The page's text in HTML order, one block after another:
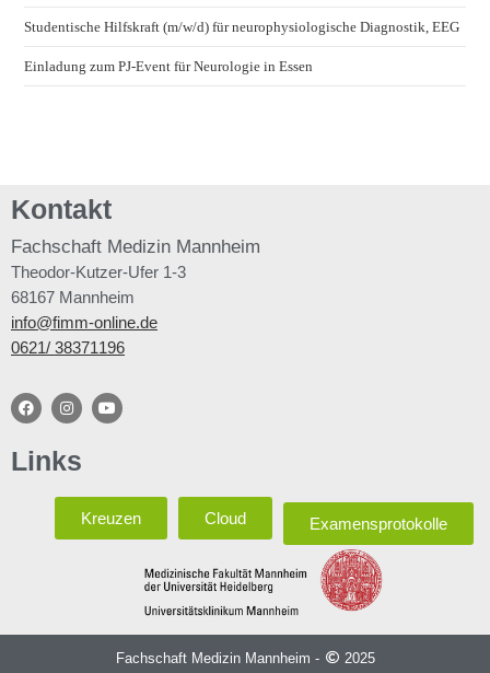
Studentische Hilfskraft (m/w/d) für neurophysiologische Diagnostik, EEG
Einladung zum PJ-Event für Neurologie in Essen
Kontakt
Fachschaft Medizin Mannheim
Theodor-Kutzer-Ufer 1-3
68167 Mannheim
info@fimm-online.de
0621/ 38371196
Links
Kreuzen Cloud Examensprotokolle
Fachschaft Medizin Mannheim - 2025